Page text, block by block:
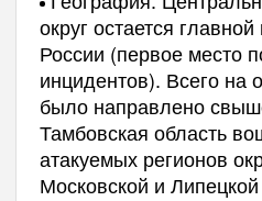
округ остается
России (первое место
инцидентов). Всего на
было направлено
Тамбовская область
атакуемых регионов
Московской и